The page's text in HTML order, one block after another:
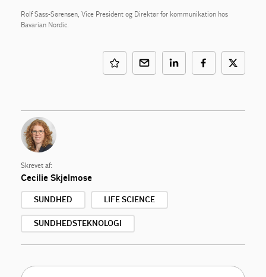
Rolf Sass-Sørensen, Vice President og Direktør for kommunikation hos
Bavarian Nordic.
Skrevet af:
Cecilie Skjelmose
SUNDHED LIFE SCIENCE
SUNDHEDSTEKNOLOGI